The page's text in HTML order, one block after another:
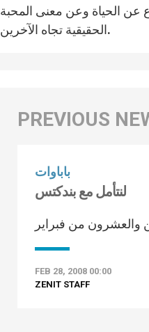
عن الحياة وعن معنى المحبة
الحقيقية تجاه الآخرين.
باباوات
لنتأمل مع بندكتس
والعشرون من فبراير
FEB 28, 2008 00:00
ZENIT STAFF